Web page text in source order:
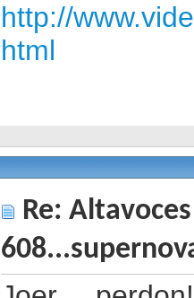
http://
html
Re: